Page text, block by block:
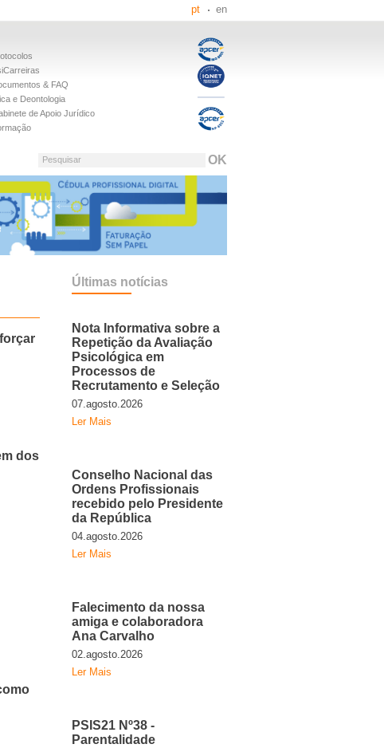
pt en
& FAQ
e Deontologia
de Apoio Jurídico
Pesquisar
dos
Últimas notícias
Nota Informativa sobre a
Repetição da Avaliação
Psicológica em
Processos de
Recrutamento e Seleção
07.agosto.2026
Ler Mais
Conselho Nacional das
Ordens Profissionais
recebido pelo Presidente
da República
04.agosto.2026
Ler Mais
Falecimento da nossa
amiga e colaboradora
Ana Carvalho
02.agosto.2026
Ler Mais
PSIS21 Nº38 -
Parentalidade